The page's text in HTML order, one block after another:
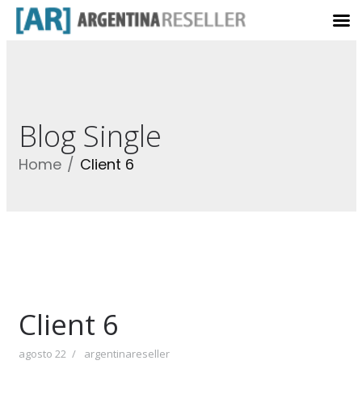
Blog Single
Home Client 6
Client 6
agosto 22 argentinareseller